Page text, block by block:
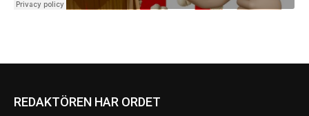
REDAKTÖREN HAR ORDET